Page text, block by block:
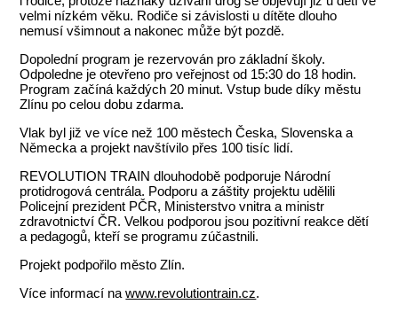
velmi nízkém věku. Rodiče si závislosti u dítěte dlouho
nemusí všimnout a nakonec může být pozdě.
Dopolední program je rezervován pro základní školy.
Odpoledne je otevřeno pro veřejnost od 15:30 do 18 hodin.
Program začíná každých 20 minut. Vstup bude díky městu
Zlínu po celou dobu zdarma.
Vlak byl již ve více než 100 městech Česka, Slovenska a
Německa a projekt navštívilo přes 100 tisíc lidí.
REVOLUTION TRAIN dlouhodobě podporuje Národní
protidrogová centrála. Podporu a záštity projektu udělili
Policejní prezident PČR, Ministerstvo vnitra a ministr
zdravotnictví ČR. Velkou podporou jsou pozitivní reakce dětí
a pedagogů, kteří se programu zúčastnili.
Projekt podpořilo město Zlín.
Více informací nawww.revolutiontrain.cz.